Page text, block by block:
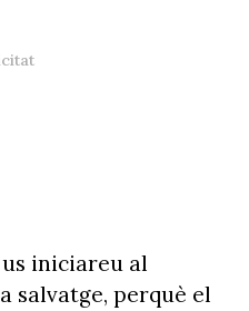
iniciareu al
salvatge, perquè el